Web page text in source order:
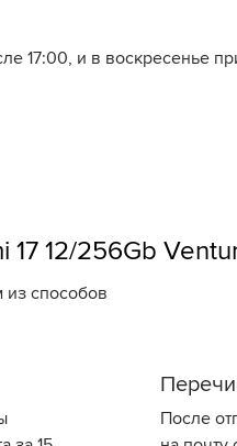
17:00, и в воскресенье
12/256Gb
способов
После